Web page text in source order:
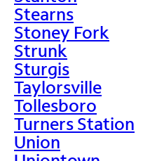
Stearns
Stoney Fork
Strunk
Sturgis
Taylorsville
Tollesboro
Turners Station
Union